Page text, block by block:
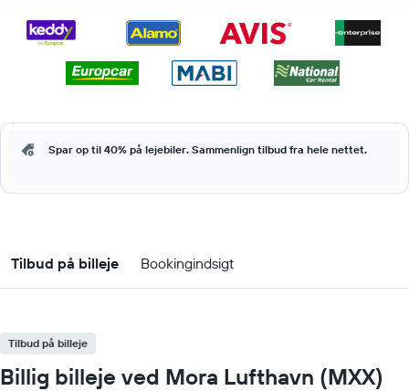
Spar op til 40% på lejebiler. Sammenlign tilbud fra hele nettet.
Tilbud på billeje Bookingindsigt
Tilbud på billeje
Billig billeje ved Mora Lufthavn (MXX)